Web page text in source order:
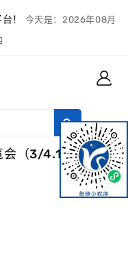
！ 今天是：2026年08月
会（3/4.1/5.1/6.1